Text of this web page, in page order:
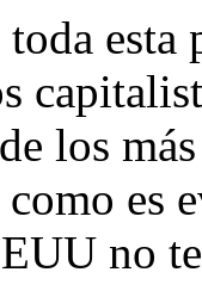
esta
los
es
no